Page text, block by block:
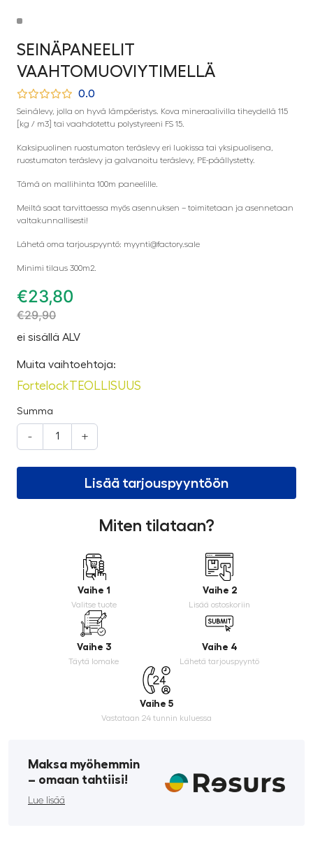
SEINÄPANEELIT
VAAHTOMUOVIYTIMELLÄ
0.0
Seinälevy, jolla on hyvä lämpöeristys. Kova mineraalivilla tiheydellä 115
[kg / m3] tai vaahdotettu polystyreeni FS 15.
Kaksipuolinen ruostumaton teräslevy eri luokissa tai yksipuolisena,
ruostumaton teräslevy ja galvanoitu teräslevy, PE-päällystetty.
Tämä on mallihinta 100m paneelille.
Meiltä saat tarvittaessa myös asennuksen – toimitetaan ja asennetaan
valtakunnallisesti!
Lähetä oma tarjouspyyntö: myynti@factory.sale
Minimi tilaus 300m2.
€23,80
€29,90
ei sisällä ALV
Muita vaihtoehtoja:
FortelockTEOLLISUUS
Summa
- +
Lisää tarjouspyyntöön
Miten tilataan?
Vaihe 1
Valitse tuote
Vaihe 2
Lisää ostoskoriin
Vaihe 3
Täytä lomake
Vaihe 4
Lähetä tarjouspyyntö
Vaihe 5
Vastataan 24 tunnin kuluessa
Maksa myöhemmin
­– omaan tahtiisi!
Lue lisää